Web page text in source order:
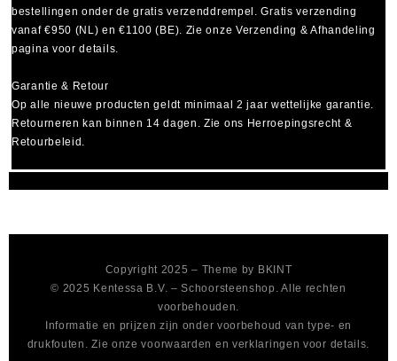
bestellingen onder de gratis verzenddrempel. Gratis verzending
vanaf €950 (NL) en €1100 (BE). Zie onze Verzending & Afhandeling
pagina voor details.
Garantie & Retour
Op alle nieuwe producten geldt minimaal2 jaar wettelijke garantie.
Retourneren kan binnen 14 dagen. Zie ons Herroepingsrecht &
Retourbeleid.
Copyright 2025 – Theme by BKINT
© 2025 Kentessa B.V. – Schoorsteenshop. Alle rechten
voorbehouden.
Informatie en prijzen zijn onder voorbehoud van type- en
drukfouten. Zie onze voorwaarden en verklaringen voor details.